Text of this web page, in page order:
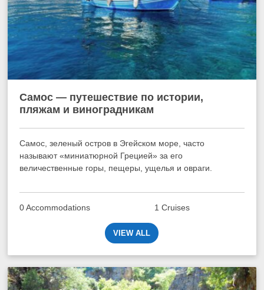
Самос — путешествие по истории,
пляжам и виноградникам
Самос, зеленый остров в Эгейском море, часто
называют «миниатюрной Грецией» за его
величественные горы, пещеры, ущелья и овраги.
0 Accommodations 1 Cruises
VIEW ALL